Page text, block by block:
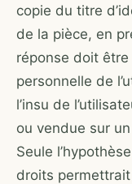
copie du titre
de la pièce, en
réponse doit
personnelle de
l’insu de
ou vendue sur
Seule
droits